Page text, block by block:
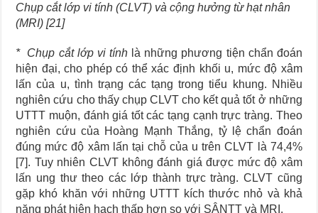
Chụp cắt lớp vi tính (CLVT) và cộng hưởng từ hạt nhân
(MRI) [21]
* Chụp cắt lớp vi tính là những phương tiện chẩn đoán
hiện đại, cho phép có thể xác định khối u, mức độ xâm
lấn của u, tình trạng các tạng trong tiểu khung. Nhiều
nghiên cứu cho thấy chụp CLVT cho kết quả tốt ở những
UTTT muộn, đánh giá tốt các tạng cạnh trực tràng. Theo
nghiên cứu của Hoàng Mạnh Thắng, tỷ lệ chẩn đoán
đúng mức độ xâm lấn tại chỗ của u trên CLVT là 74,4%
[7]. Tuy nhiên CLVT không đánh giá được mức độ xâm
lấn ung thư theo các lớp thành trực tràng. CLVT cũng
gặp khó khăn với những UTTT kích thước nhỏ và khả
năng phát hiện hạch thấp hơn so với SÂNTT và MRI.